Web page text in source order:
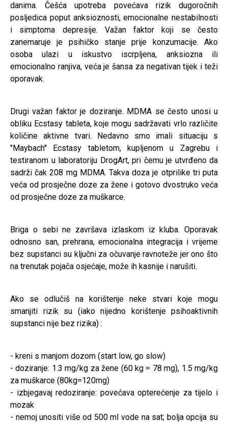
danima. Češća upotreba povećava rizik dugoročnih
posljedica poput anksioznosti, emocionalne nestabilnosti
i simptoma depresije. Važan faktor koji se često
zanemaruje je psihičko stanje prije konzumacije. Ako
osoba ulazi u iskustvo iscrpljena, anksiozna ili
emocionalno ranjiva, veća je šansa za negativan tijek i teži
oporavak.
Drugi važan faktor je doziranje. MDMA se često unosi u
obliku Ecstasy tableta, koje mogu sadržavati vrlo različite
količine aktivne tvari. Nedavno smo imali situaciju s
''Maybach'' Ecstasy tabletom, kupljenom u Zagrebu i
testiranom u laboratoriju DrogArt, pri čemu je utvrđeno da
sadrži čak 208 mg MDMA. Takva doza je otprilike tri puta
veća od prosječne doze za žene i gotovo dvostruko veća
od prosječne doze za muškarce.
Briga o sebi ne završava izlaskom iz kluba. Oporavak
odnosno san, prehrana, emocionalna integracija i vrijeme
bez supstanci su ključni za očuvanje ravnoteže jer ono što
na trenutak pojača osjećaje, može ih kasnije i narušiti.
Ako se odlučiš na korištenje neke stvari koje mogu
smanjiti rizik su (iako nijedno korištenje psihoaktivnih
supstanci nije bez rizika) :
- kreni s manjom dozom (start low, go slow)
- doziranje: 1.3 mg/kg za žene (60 kg = 78 mg), 1.5 mg/kg
za muškarce (80kg=120mg)
- izbjegavaj redoziranje: povećava opterećenje za tijelo i
mozak
- nemoj unositi više od 500 ml vode na sat; bolja opcija su